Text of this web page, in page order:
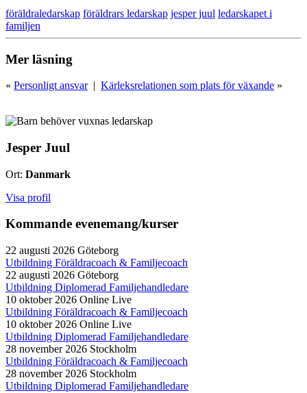
föräldraledarskap föräldrars ledarskap jesper juul ledarskapet i
familjen
Mer läsning
« Personligt ansvar| Kärleksrelationen som plats för växande »
Jesper Juul
Ort: Danmark
Visa profil
Kommande evenemang/kurser
22 augusti 2026 Göteborg
Utbildning Föräldracoach & Familjecoach
22 augusti 2026 Göteborg
Utbildning Diplomerad Familjehandledare
10 oktober 2026 Online Live
Utbildning Föräldracoach & Familjecoach
10 oktober 2026 Online Live
Utbildning Diplomerad Familjehandledare
28 november 2026 Stockholm
Utbildning Föräldracoach & Familjecoach
28 november 2026 Stockholm
Utbildning Diplomerad Familjehandledare